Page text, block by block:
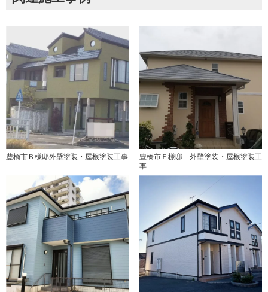
豊橋市Ｂ様邸外壁塗装・屋根塗装工事
豊橋市Ｆ様邸 外壁塗装・屋根塗装工
事